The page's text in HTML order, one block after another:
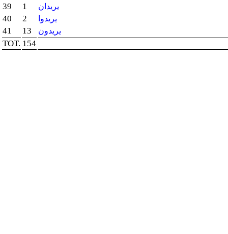
39 1 يريدان
40 2 يريدوا
41 13 يريدون
TOT. 154